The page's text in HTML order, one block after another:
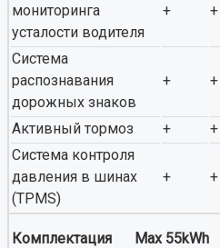
мониторинга
усталости водителя
+ +
Система
распознавания
дорожных знаков
+ +
Активный тормоз + +
Система контроля
давления в шинах
(TPMS)
+ +
Комплектация Max 55kWh